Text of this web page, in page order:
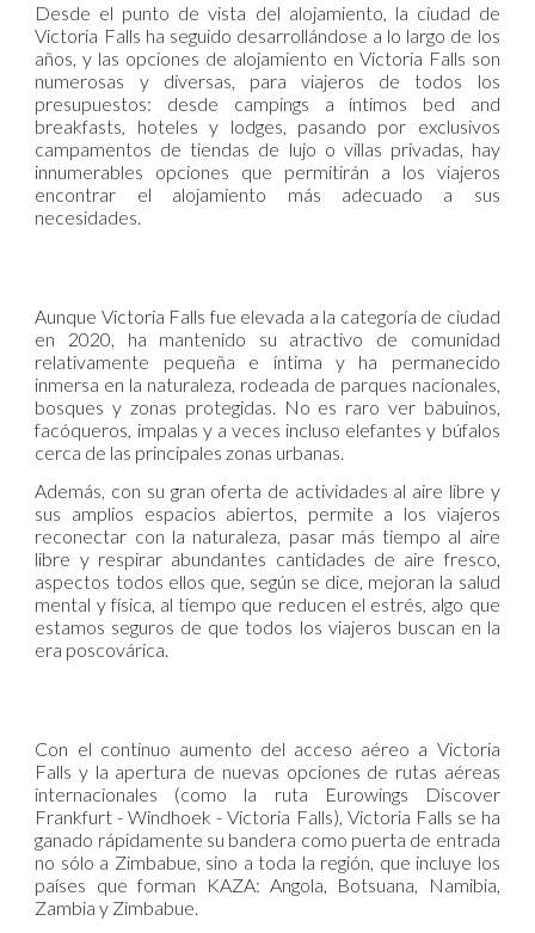
Desde el punto de vista del alojamiento, la ciudad de
Victoria Falls ha seguido desarrollándose a lo largo de los
años, y las opciones de alojamiento en Victoria Falls son
numerosas y diversas, para viajeros de todos los
presupuestos: desde campings a íntimos bed and
breakfasts, hoteles y lodges, pasando por exclusivos
campamentos de tiendas de lujo o villas privadas, hay
innumerables opciones que permitirán a los viajeros
encontrar el alojamiento más adecuado a sus
necesidades.
Aunque Victoria Falls fue elevada a la categoría de ciudad
en 2020, ha mantenido su atractivo de comunidad
relativamente pequeña e íntima y ha permanecido
inmersa en la naturaleza, rodeada de parques nacionales,
bosques y zonas protegidas. No es raro ver babuinos,
facóqueros, impalas y a veces incluso elefantes y búfalos
cerca de las principales zonas urbanas.
Además, con su gran oferta de actividades al aire libre y
sus amplios espacios abiertos, permite a los viajeros
reconectar con la naturaleza, pasar más tiempo al aire
libre y respirar abundantes cantidades de aire fresco,
aspectos todos ellos que, según se dice, mejoran la salud
mental y física, al tiempo que reducen el estrés, algo que
estamos seguros de que todos los viajeros buscan en la
era poscovárica.
Con el continuo aumento del acceso aéreo a Victoria
Falls y la apertura de nuevas opciones de rutas aéreas
internacionales (como la ruta Eurowings Discover
Frankfurt - Windhoek - Victoria Falls), Victoria Falls se ha
ganado rápidamente su bandera como puerta de entrada
no sólo a Zimbabue, sino a toda la región, que incluye los
países que forman KAZA: Angola, Botsuana, Namibia,
Zambia y Zimbabue.